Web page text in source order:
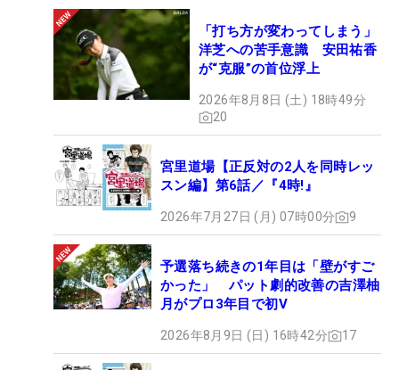
「打ち方が変わってしまう」
洋芝への苦手意識 安田祐香
が“克服”の首位浮上
2026年8月8日 (土) 18時49分
20
宮里道場【正反対の2人を同時レッ
スン編】第6話／『4時!』
2026年7月27日 (月) 07時00分 9
予選落ち続きの1年目は「壁がすご
かった」 パット劇的改善の吉澤柚
月がプロ3年目で初V
2026年8月9日 (日) 16時42分 17